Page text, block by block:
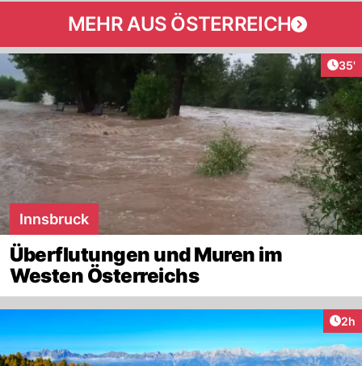
MEHR AUS ÖSTERREICH
35'
Innsbruck
Überflutungen und Muren im
Westen Österreichs
2h